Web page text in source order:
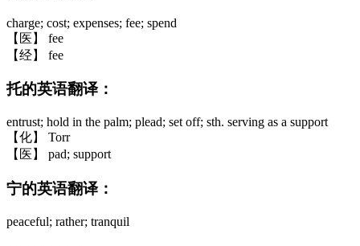
charge; cost; expenses; fee; spend
【医】 fee
【经】 fee
托的英语翻译：
entrust; hold in the palm; plead; set off; sth. serving as a support
【化】 Torr
【医】 pad; support
宁的英语翻译：
peaceful; rather; tranquil